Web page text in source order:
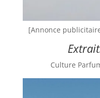
[Annonce
Culture